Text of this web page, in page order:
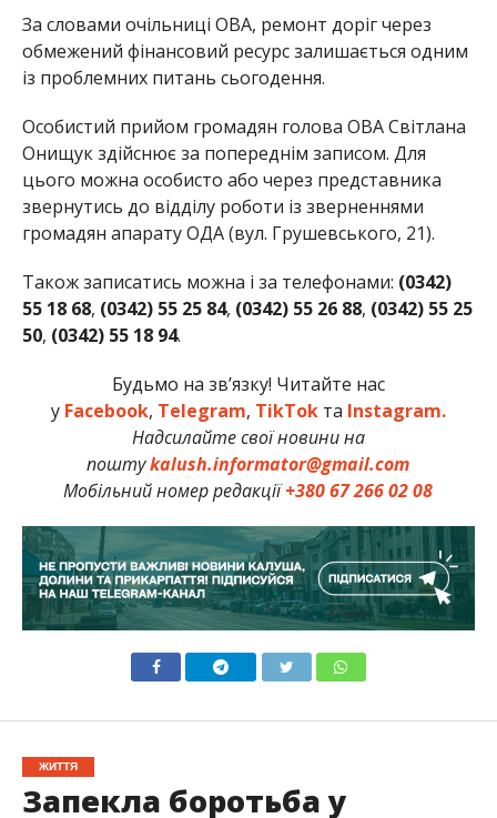
За словами очільниці ОВА, ремонт доріг через
обмежений фінансовий ресурс залишається одним
із проблемних питань сьогодення.
Особистий прийом громадян голова ОВА Світлана
Онищук здійснює за попереднім записом. Для
цього можна особисто або через представника
звернутись до відділу роботи із зверненнями
громадян апарату ОДА (вул. Грушевського, 21).
Також записатись можна і за телефонами: (0342)
55 18 68, (0342) 55 25 84, (0342) 55 26 88, (0342) 55 25
50, (0342) 55 18 94.
Будьмо на зв’язку! Читайте нас
у Facebook, Telegram, TikTokта Instagram.
Надсилайте свої новини на
поштуkalush.informator@gmail.com
Мобільний номер редакції+380 67 266 02 08
ЖИТТЯ
Запекла боротьба у